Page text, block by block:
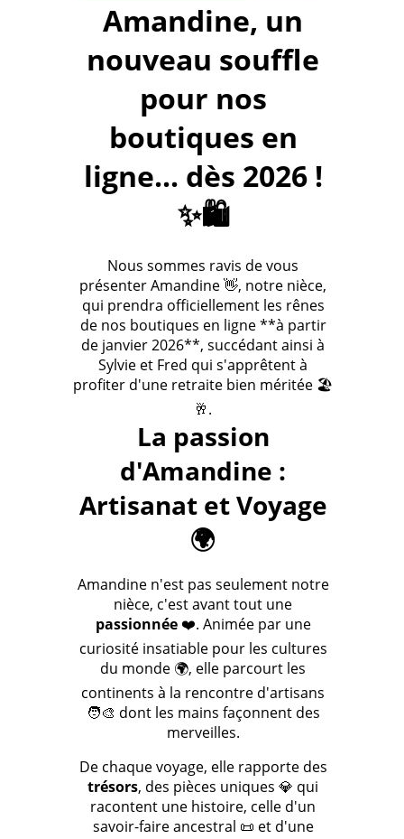
Amandine, un
nouveau souffle
pour nos
boutiques en
ligne... dès 2026 !
✨🛍️
Nous sommes ravis de vous
présenter Amandine 👋, notre nièce,
qui prendra officiellement les rênes
de nos boutiques en ligne **à partir
de janvier 2026**, succédant ainsi à
Sylvie et Fred qui s'apprêtent à
profiter d'une retraite bien méritée 🏖️
🥂.
La passion
d'Amandine :
Artisanat et Voyage
🌍
Amandine n'est pas seulement notre
nièce, c'est avant tout une
passionnée❤️. Animée par une
curiosité insatiable pour les cultures
du monde 🌍, elle parcourt les
continents à la rencontre d'artisans
🧑‍🎨 dont les mains façonnent des
merveilles.
De chaque voyage, elle rapporte des
trésors, des pièces uniques 💎 qui
racontent une histoire, celle d'un
savoir-faire ancestral 📜 et d'une